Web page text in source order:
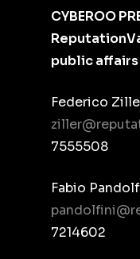
CYBEROO
public affairs
Federico
7555508
Fabio
7214602